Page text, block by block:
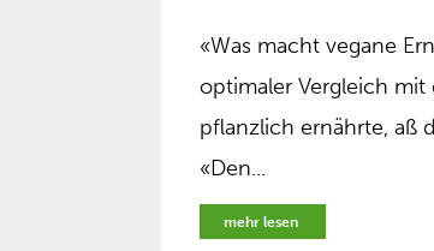
«Was macht vegane
optimaler Vergleich
pflanzlich ernährte, aß
«Den...
mehr lesen